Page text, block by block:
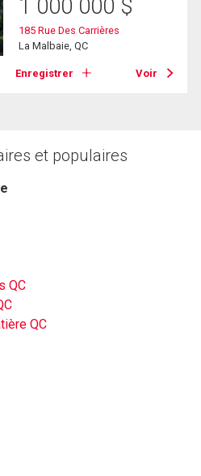
1 000 000 $
185 Rue Des Carrières
La Malbaie, QC
Enregistrer Voir
et populaires
QC
QC